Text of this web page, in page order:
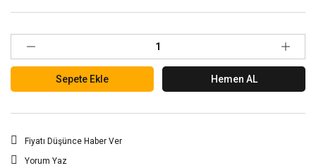
Sepete Ekle Hemen AL
Fiyatı Düşünce Haber Ver
Yorum Yaz